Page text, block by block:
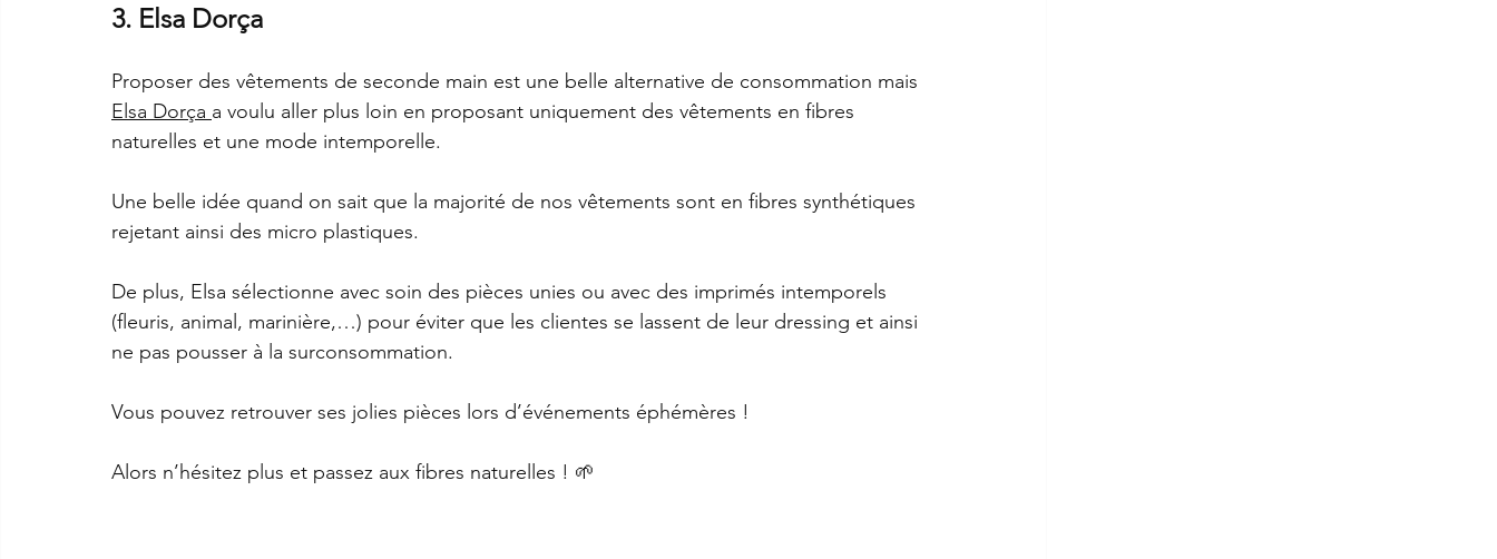
3. Elsa Dorça
Proposer des vêtements de seconde main est une belle alternative de consommation mais
Elsa Dorça a voulu aller plus loin en proposant uniquement des vêtements en fibres
naturelles et une mode intemporelle.
Une belle idée quand on sait que la majorité de nos vêtements sont en fibres synthétiques
rejetant ainsi des micro plastiques.
De plus, Elsa sélectionne avec soin des pièces unies ou avec des imprimés intemporels
(fleuris, animal, marinière,…) pour éviter que les clientes se lassent de leur dressing et ainsi
ne pas pousser à la surconsommation.
Vous pouvez retrouver ses jolies pièces lors d’événements éphémères !
Alors n’hésitez plus et passez aux fibres naturelles ! 🌱